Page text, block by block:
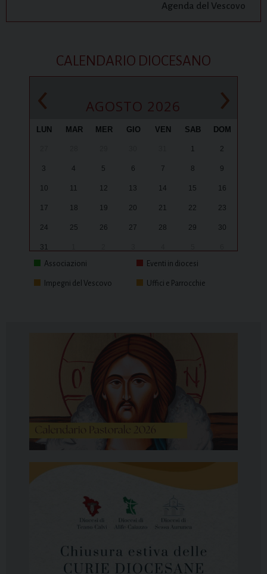
Agenda del Vescovo
CALENDARIO DIOCESANO
‹ AGOSTO 2026 ›
LUN MAR MER GIO VEN SAB DOM
1 2
3 4 5 6 7 8 9
10 11 12 13 14 15 16
17 18 19 20 21 22 23
24 25 26 27 28 29 30
31
Associazioni
Eventi in diocesi
Impegni del Vescovo Uffici e Parrocchie